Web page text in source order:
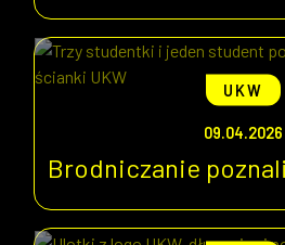
UKW
09.04.2026
Brodniczanie